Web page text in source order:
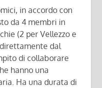
in accordo con
da 4 membri in
(2 per Vellezzo e
dal
di collaborare
hanno una
Ha una durata di